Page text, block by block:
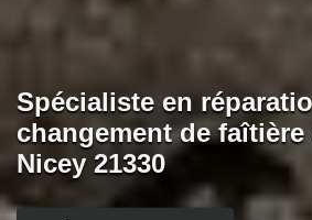
Spécialiste en
changement de faîtière
Nicey 21330